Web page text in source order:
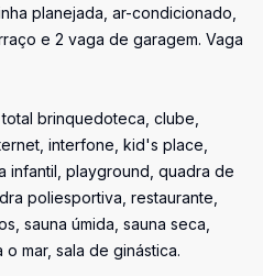
planejada, ar-condicionado,
e 2 vaga de garagem. Vaga
brinquedoteca, clube,
interfone, kid's place,
infantil, playground, quadra de
poliesportiva, restaurante,
sauna úmida, sauna seca,
mar, sala de ginástica.